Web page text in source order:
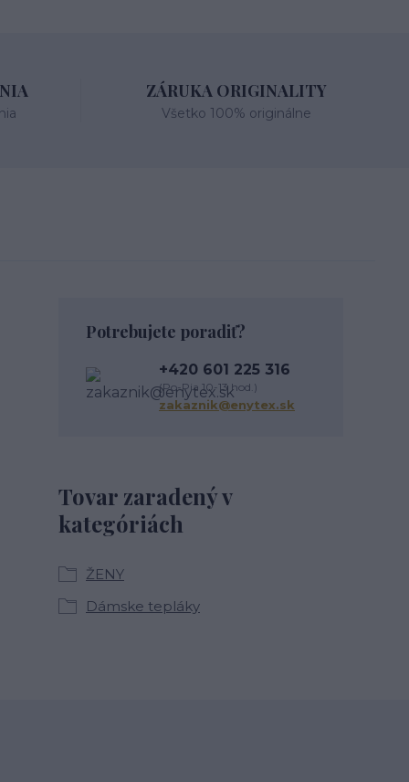
ZÁRUKA ORIGINALITY
Všetko 100% originálne
Tovar zaradený v
kategóriách
ŽENY
Dámske tepláky
Potrebujete poradiť?
+420 601 225 316
(Po-Pia 10-13 hod.)
zakaznik@enytex.sk